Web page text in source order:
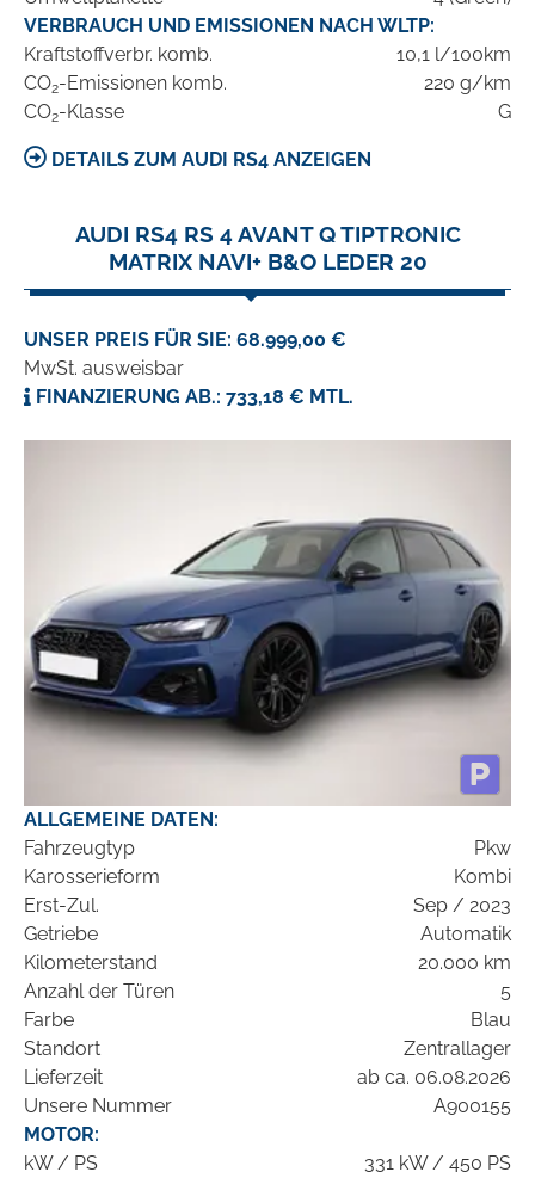
VERBRAUCH UND EMISSIONEN NACH WLTP:
Kraftstoffverbr. komb.
10,1 l/100km
CO2-Emissionen komb.
220 g/km
CO2-Klasse G
DETAILS ZUM AUDI RS4 ANZEIGEN
AUDI RS4 RS 4 AVANT Q TIPTRONIC
MATRIX NAVI+ B&O LEDER 20
UNSER PREIS FÜR SIE: 68.999,00 €
MwSt. ausweisbar
FINANZIERUNG AB.: 733,18 € MTL.
ALLGEMEINE DATEN:
Fahrzeugtyp
Pkw
Karosserieform
Kombi
Erst-Zul.
Sep / 2023
Getriebe
Automatik
Kilometerstand
20.000 km
Anzahl der Türen
5
Farbe
Blau
Standort
Zentrallager
Lieferzeit
ab ca. 06.08.2026
Unsere Nummer
A900155
MOTOR:
kW / PS
331 kW / 450 PS